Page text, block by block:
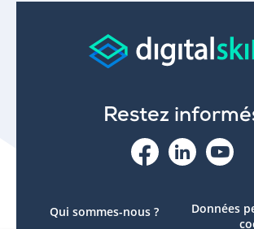
Restez
Qui sommes-nous ?
Données